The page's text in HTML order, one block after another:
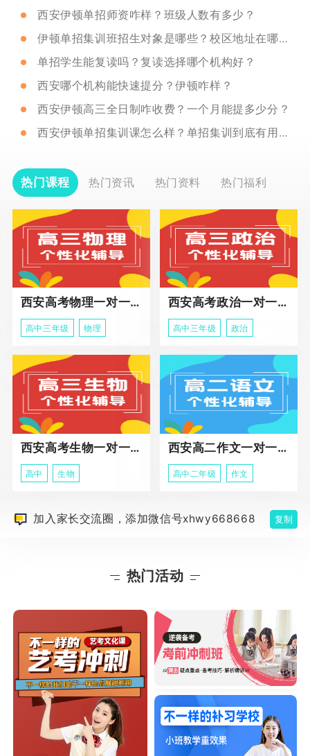
西安伊顿单招师资咋样？班级人数有多少？
伊顿单招集训班招生对象是哪些？校区地址在哪里？
单招学生能复读吗？复读选择哪个机构好？
西安哪个机构能快速提分？伊顿咋样？
西安伊顿高三全日制咋收费？一个月能提多少分？
西安伊顿单招集训课怎么样？单招集训到底有用没有？
热门课程 热门资讯 热门资料 热门福利
西安高考物理一对一辅导课程
高中三年级 物理
西安高考政治一对一辅导课程
高中三年级 政治
西安高考生物一对一辅导
高中 生物
西安高二作文一对一辅导课程
高中二年级 作文
加入家长交流圈，添加微信号xhwy668668 复制
热门活动